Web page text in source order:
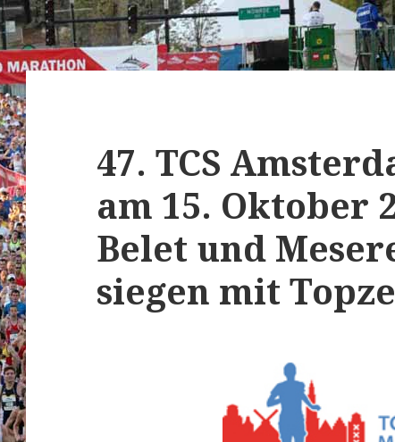
47. TCS
am 15. Oktober
Belet und
siegen mit